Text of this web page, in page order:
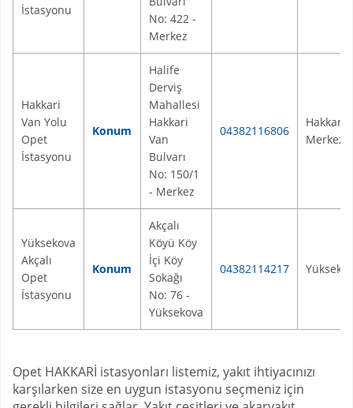
İstasyonu
No: 422 -
Merkez
Hakkari
Van Yolu
Opet
İstasyonu
Konum
Halife
Derviş
Mahallesi
Hakkari
Van
Bulvarı
No: 150/1
- Merkez
04382116806
Hakkari
Merkez
Yüksekova
Akçalı
Opet
İstasyonu
Konum
Akçalı
Köyü Köy
İçi Köy
Sokağı
No: 76 -
Yüksekova
04382114217
Opet HAKKARİ istasyonları listemiz, yakıt ihtiyacınızı
karşılarken size en uygun istasyonu seçmeniz için